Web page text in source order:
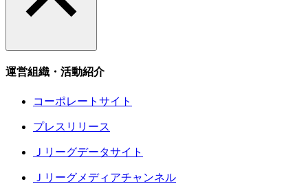
運営組織・活動紹介
コーポレートサイト
プレスリリース
Ｊリーグデータサイト
Ｊリーグメディアチャンネル